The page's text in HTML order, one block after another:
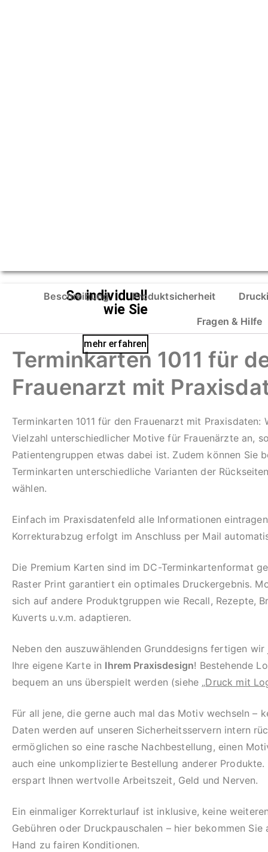
So individuell
wie Sie
mehr erfahren
Beschreibung Produktsicherheit
Fragen & Hilfe
Terminkarten 1011 für
Frauenarzt mit
Terminkarten 1011 für den Frauenarzt mit Praxisdaten:
Vielzahl unterschiedlicher Motive für Frauenärzte an,
Patientengruppen etwas dabei ist. Zudem können Sie
Terminkarten unterschiedliche Varianten der
wählen.
Einfach im Praxisdatenfeld alle Informationen
Korrekturabzug erfolgt im Anschluss per Mail
Die Premium Karten sind im DC-Terminkartenformat
Raster Print garantiert ein optimales Druckergebnis.
sich auf andere Produktgruppen wie Recall, Rezepte,
Kuverts u.v.m. adaptieren.
Neben den auszuwählenden Grunddesigns fertigen
Ihre eigene Karte in Ihrem Praxisdesign! Bestehende
bequem an uns überspielt werden (siehe „Druck mit
Für all jene, die gerne auch mal das Motiv wechseln –
Daten werden auf unseren Sicherheitsservern intern
ermöglichen so eine rasche Nachbestellung, einen
auch eine unkomplizierte Bestellung anderer Produkte.
erspart Ihnen wertvolle Arbeitszeit, Geld und Nerven.
Ein einmaliger Korrekturlauf ist inklusive, keine
Gebühren oder Druckpauschalen – hier bekommen Sie
Hand zu fairen Konditionen.